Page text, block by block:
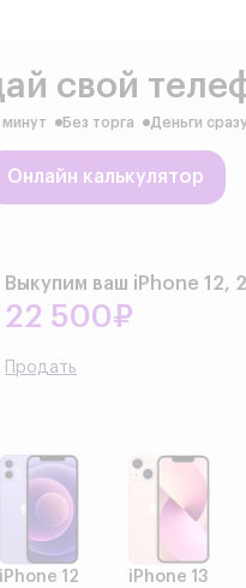
свой
минут Без торга Деньги сразу
Онлайн калькулятор
Выкупим ваш iPhone 12,
22 500₽
Продать
iPhone 12 iPhone 13